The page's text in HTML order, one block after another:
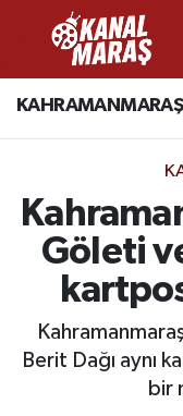
KAHRAMANMARAŞ
Göleti
Berit Dağı aynı
bir
CANLI YAYIN
SPOR
SİYASET
EKONOMİ
Süper Lig
Tüm